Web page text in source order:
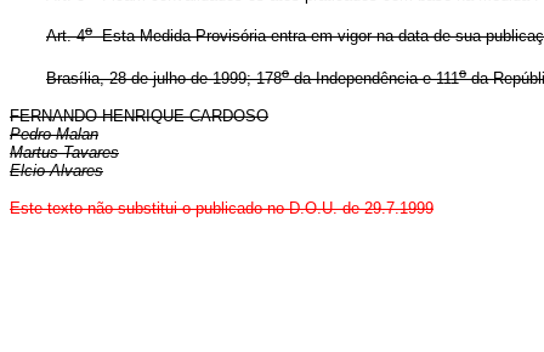
Art. 4oEsta Medida Provisória entra em vigor na data de sua
Brasília, 28 de julho de 1999; 178oda Independência e 111oda
FERNANDO HENRIQUE CARDOSO
Pedro Malan
Martus Tavares
Elcio Alvares
Este texto não substitui o publicado no D.O.U. de 29.7.1999